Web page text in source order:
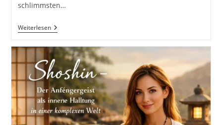
schlimmsten…
WeiterlesenFEHLER
Akronym